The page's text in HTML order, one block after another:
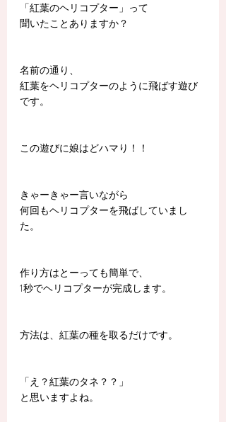
「紅葉のヘリコプター」って
聞いたことありますか？
名前の通り、
紅葉をヘリコプターのように飛ばす遊び
です。
この遊びに娘はどハマり！！
きゃーきゃー言いながら
何回もヘリコプターを飛ばしていまし
た。
作り方はとーっても簡単で、
1秒でヘリコプターが完成します。
方法は、紅葉の種を取るだけです。
「え？紅葉のタネ？？」
と思いますよね。